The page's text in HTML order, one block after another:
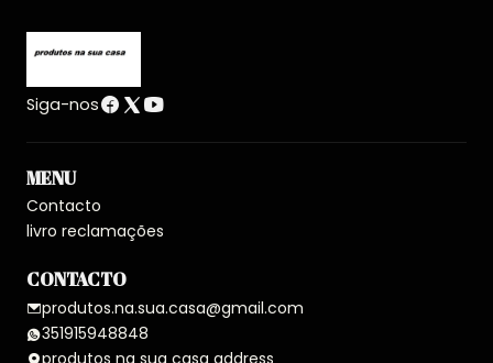
Siga-nos
MENU
Contacto
livro reclamações
CONTACTO
produtos.na.sua.casa@gmail.com
351915948848